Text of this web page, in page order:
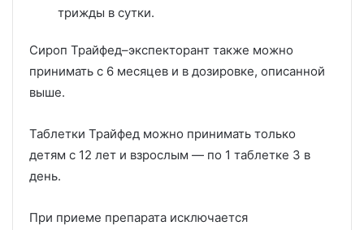
трижды в сутки.
Сироп Трайфед–экспекторант также можно
принимать с 6 месяцев и в дозировке, описанной
выше.
Таблетки Трайфед можно принимать только
детям с 12 лет и взрослым — по 1 таблетке 3 в
день.
При приеме препарата исключается